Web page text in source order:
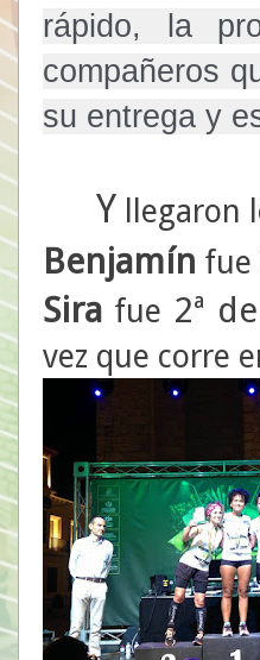
rápido, la
compañeros
su entrega y
Y llegaron
Benjamín fue
Sira fue 2ª
vez que corre